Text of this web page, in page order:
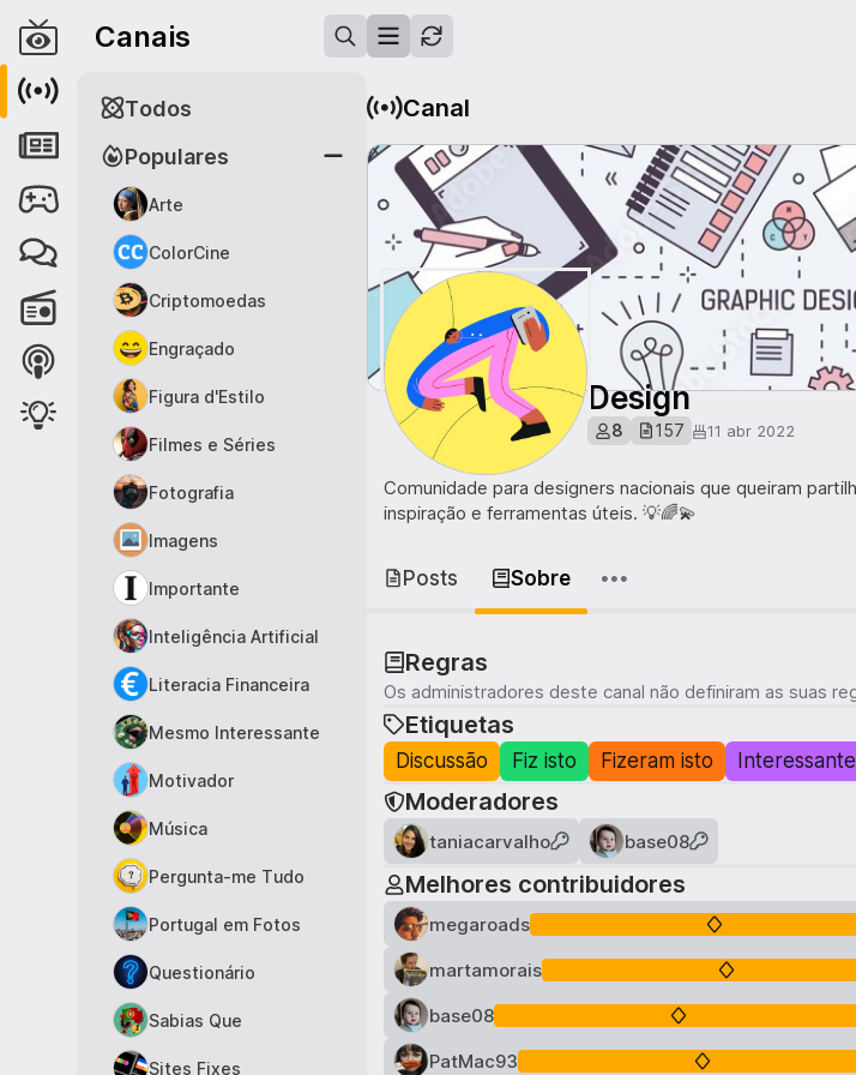
Canais
Populares
Arte
ColorCine
Criptomoedas
Engraçado
Figura d'Estilo
Filmes e Séries
Fotografia
Imagens
Importante
Inteligência Artificial
Literacia Financeira
Mesmo Interessante
Motivador
Música
Pergunta-me Tudo
Portugal em Fotos
Questionário
Sabias Que
Sites Fixes
Todos Canal
Design
8
157 11 abr 2022
Comunidade para designers nacionais que queiram
inspiração e ferramentas úteis. 💡🌈💫
Posts Sobre
Regras
Os administradores deste canal não definiram as suas
Etiquetas
Discussão Fiz isto Fizeram isto Interessante
Moderadores
taniacarvalho base08
Melhores contribuidores
megaroads
martamorais
base08
PatMac93